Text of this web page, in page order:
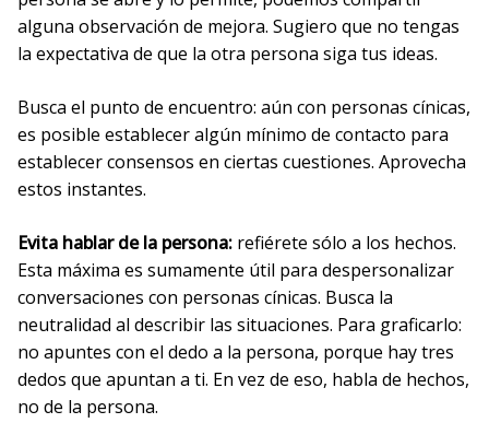
alguna observación de mejora. Sugiero que no tengas
la expectativa de que la otra persona siga tus ideas.
Busca el punto de encuentro: aún con personas cínicas,
es posible establecer algún mínimo de contacto para
establecer consensos en ciertas cuestiones. Aprovecha
estos instantes.
Evita hablar de la persona: refiérete sólo a los hechos.
Esta máxima es sumamente útil para despersonalizar
conversaciones con personas cínicas. Busca la
neutralidad al describir las situaciones. Para graficarlo:
no apuntes con el dedo a la persona, porque hay tres
dedos que apuntan a ti. En vez de eso, habla de hechos,
no de la persona.